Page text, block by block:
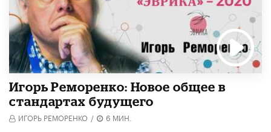
Игорь Реморенко: Новое общее в
стандартах будущего
ИГОРЬ РЕМОРЕНКО / 6 МИН.